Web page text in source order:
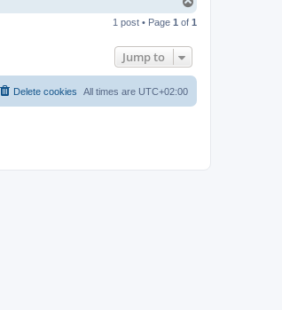
p
1 post • Page 1 of 1
Jump to
All times are UTC+02:00
Delete cookies